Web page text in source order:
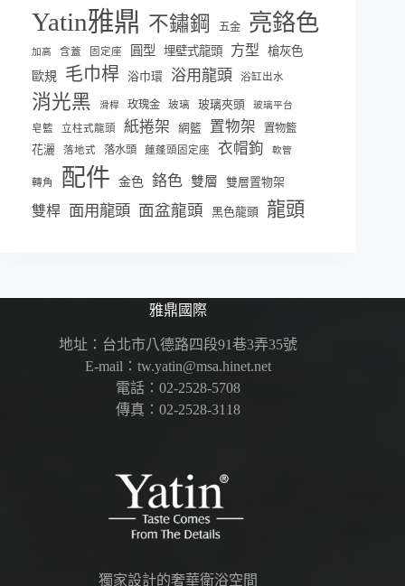
Yatin雅鼎 不鏽鋼 五金 亮鉻色
加高 含蓋 固定座 圓型 埋壁式龍頭 方型
槍灰色
歐規
毛巾桿 浴巾環 浴用龍頭 浴缸出水
消光黑 滑桿 玫瑰金 玻璃 玻璃夾頭 玻璃平台
皂籃 立柱式龍頭 紙捲架 網籃 置物架
置物籃
花灑
落地式 落水頭 蓮蓬頭固定座 衣帽鉤 軟管
轉角 配件 金色 鉻色 雙層 雙層置物架
雙桿 面用龍頭 面盆龍頭 黑色龍頭 龍頭
雅鼎國際
地址：台北市八德路四段91巷3弄35號
E-mail：tw.yatin@msa.hinet.net
電話：02-2528-5708
傳真：02-2528-3118
獨家設計的奢華衛浴空間